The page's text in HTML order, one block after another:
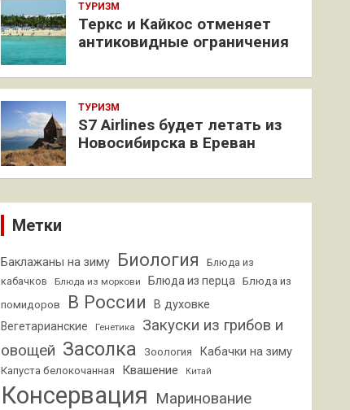
ТУРИЗМ
Теркс и Кайкос отменяет
антиковидные ограничения
ТУРИЗМ
S7 Airlines будет летать из
Новосибирска в Ереван
Метки
Баклажаны на зиму Биология
Блюда из
кабачков
Блюда из моркови Блюда из перца
Блюда из
помидоров
В России В духовке
Вегетарианские Генетика
Закуски из грибов и
овощей Засолка Зоология Кабачки на зиму
Капуста белокочанная Квашение Китай
Консервация Маринование